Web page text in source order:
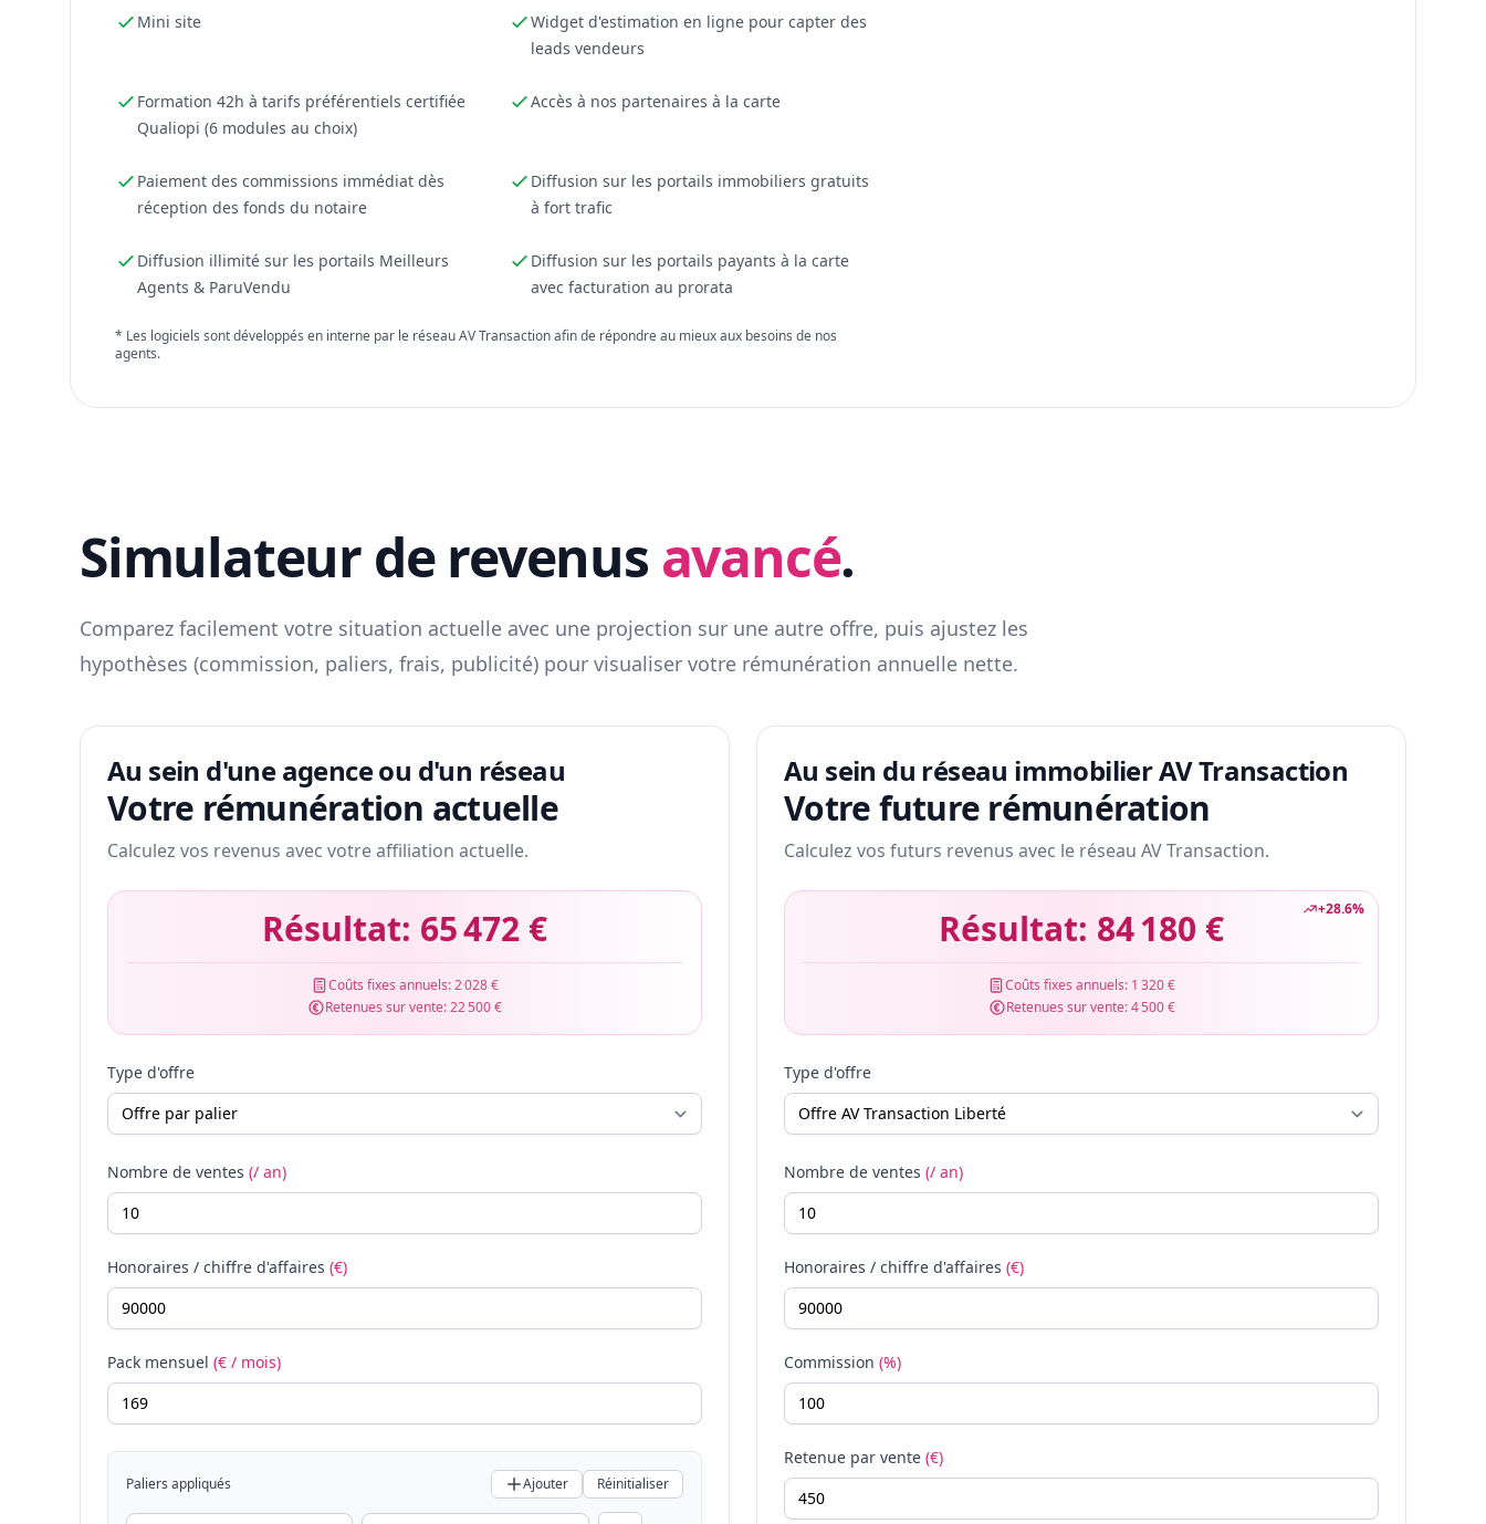
Mini site
Widget d'estimation en ligne pour capter des
leads vendeurs
Formation 42h à tarifs préférentiels certifiée
Qualiopi (6 modules au choix)
Accès à nos partenaires à la carte
Paiement des commissions immédiat dès
réception des fonds du notaire
Diffusion sur les portails immobiliers gratuits
à fort trafic
Diffusion illimité sur les portails Meilleurs
Agents & ParuVendu
Diffusion sur les portails payants à la carte
avec facturation au prorata
* Les logiciels sont développés en interne par le réseau AV Transaction afin de répondre au mieux aux besoins de nos
agents.
Simulateur de revenus avancé.
Comparez facilement votre situation actuelle avec une projection sur une autre offre, puis ajustez les
hypothèses (commission, paliers, frais, publicité) pour visualiser votre rémunération annuelle nette.
Au sein d'une agence ou d'un réseau
Votre rémunération actuelle
Calculez vos revenus avec votre affiliation actuelle.
Résultat: 65 472 €
Coûts fixes annuels:2 028 €
Retenues sur vente:22 500 €
Type d'offre
Nombre de ventes (/ an)
Honoraires / chiffre d'affaires (€)
Pack mensuel (€ / mois)
Paliers appliqués Ajouter Réinitialiser
Au sein du réseau immobilier AV Transaction
Votre future rémunération
Calculez vos futurs revenus avec le réseau AV Transaction.
+28.6%
Résultat: 84 180 €
Coûts fixes annuels: 1 320 €
Retenues sur vente:4 500 €
Type d'offre
Nombre de ventes (/ an)
Honoraires / chiffre d'affaires (€)
Commission (%)
Retenue par vente (€)